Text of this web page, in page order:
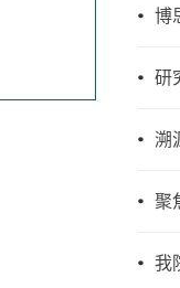
博
研
溯
聚
我